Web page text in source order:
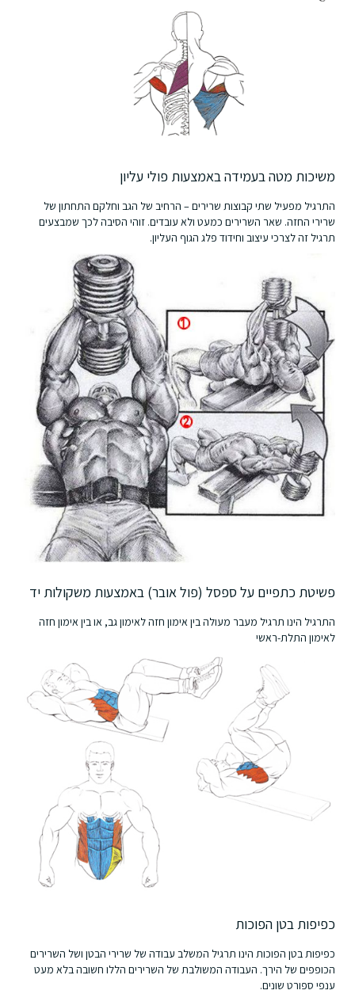
משיכות מטה בעמידה באמצעות פולי עליון
התרגיל מפעיל שתי קבוצות שרירים – הרחיב של הגב וחלקם התחתון של
שרירי החזה. שאר השרירים כמעט ולא עובדים. זוהי הסיבה לכך שמבצעים
תרגיל זה לצרכי עיצוב וחידוד פלג הגוף העליון.
פשיטת כתפיים על ספסל (פול אובר) באמצעות משקולות יד
התרגיל הינו תרגיל מעבר מעולה בין אימון חזה לאימון גב, או בין אימון חזה
לאימון התלת-ראשי
כפיפות בטן הפוכות
כפיפות בטן הפוכות הינו תרגיל המשלב עבודה של שרירי הבטן ושל השרירים
הכופפים של הירך. העבודה המשולבת של השרירים הללו חשובה בלא מעט
ענפי ספורט שונים.